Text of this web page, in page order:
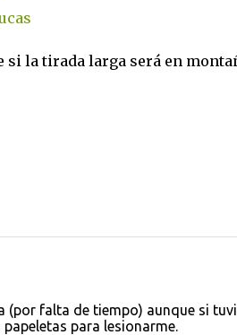
si la tirada larga será en
(por falta de tiempo) aunque si
para lesionarme.